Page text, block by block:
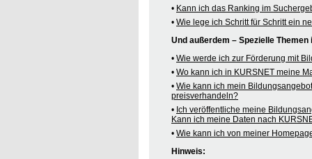
• Kann ich das Ranking im
• Wie lege ich Schritt für Schritt ein
Und außerdem – Spezielle Themen
• Wie werde ich zur Förderung mit
• Wo kann ich in KURSNET meine
• Wie kann ich mein
preisverhandeln?
• Ich veröffentliche meine
Kann ich meine Daten nach
• Wie kann ich von meiner
Hinweis: